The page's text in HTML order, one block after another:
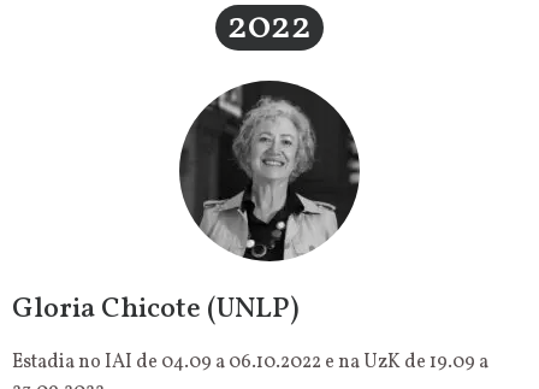
2022
Gloria Chicote (UNLP)
Estadia no IAI de 04.09 a 06.10.2022 e na UzK de 19.09 a